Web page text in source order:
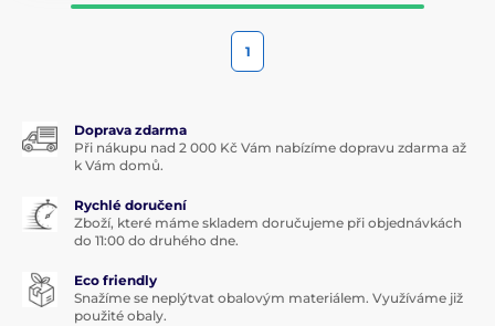
1
Doprava zdarma
Při nákupu nad 2 000 Kč Vám nabízíme dopravu zdarma až
k Vám domů.
Rychlé doručení
Zboží, které máme skladem doručujeme při objednávkách
do 11:00 do druhého dne.
Eco friendly
Snažíme se neplýtvat obalovým materiálem. Využíváme již
použité obaly.